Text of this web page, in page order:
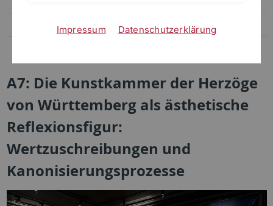
Publikationen
A7: Die Kunstkammer der Herzöge
von Württemberg als ästhetische
Reflexionsfigur:
Wertzuschreibungen und
Kanonisierungsprozesse
Impressum Datenschutzerklärung